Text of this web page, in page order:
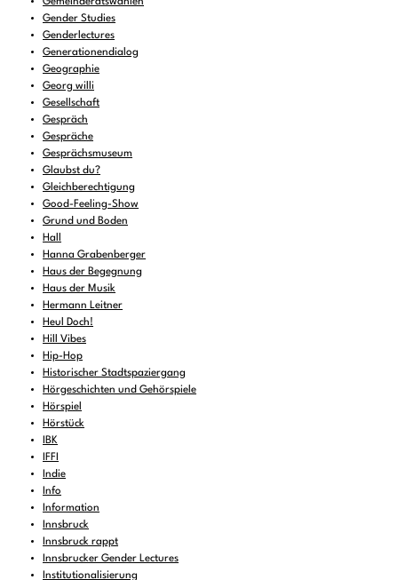
Gender Studies
Genderlectures
Generationendialog
Geographie
Georg willi
Gesellschaft
Gespräch
Gespräche
Gesprächsmuseum
Glaubst du?
Gleichberechtigung
Good-Feeling-Show
Grund und Boden
Hall
Hanna Grabenberger
Haus der Begegnung
Haus der Musik
Hermann Leitner
Heul Doch!
Hill Vibes
Hip-Hop
Historischer Stadtspaziergang
Hörgeschichten und Gehörspiele
Hörspiel
Hörstück
IBK
IFFI
Indie
Info
Information
Innsbruck
Innsbruck rappt
Innsbrucker Gender Lectures
Institutionalisierung